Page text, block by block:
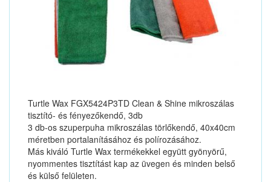
Turtle Wax FGX5424P3TD Clean & Shine mikroszálas
tisztító- és fényezőkendő, 3db
3 db-os szuperpuha mikroszálas törlőkendő, 40x40cm
méretben portalanításához és polírozásához.
Más kiváló Turtle Wax termékekkel együtt gyönyörű,
nyommentes tisztítást kap az üvegen és minden belső
és külső felületen.